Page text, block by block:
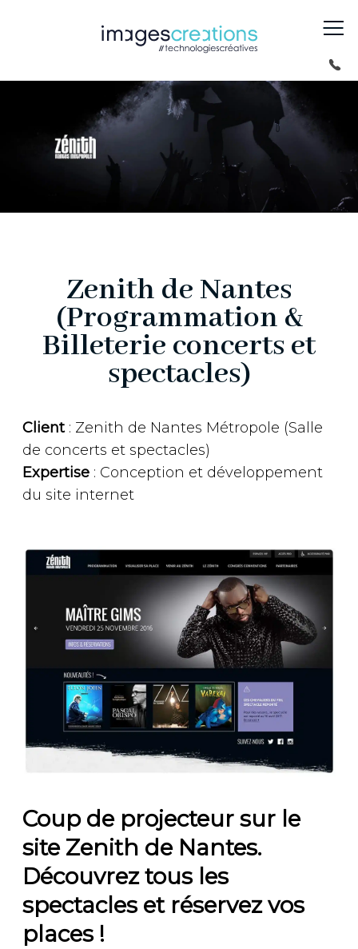
Zenith de Nantes
(Programmation &
Billeterie concerts et
spectacles)
Client: Zenith de Nantes Métropole (Salle
de concerts et spectacles)
Expertise : Conception et développement
du site internet
Coup de projecteur sur le
site Zenith de Nantes.
Découvrez tous les
spectacles et réservez vos
places !